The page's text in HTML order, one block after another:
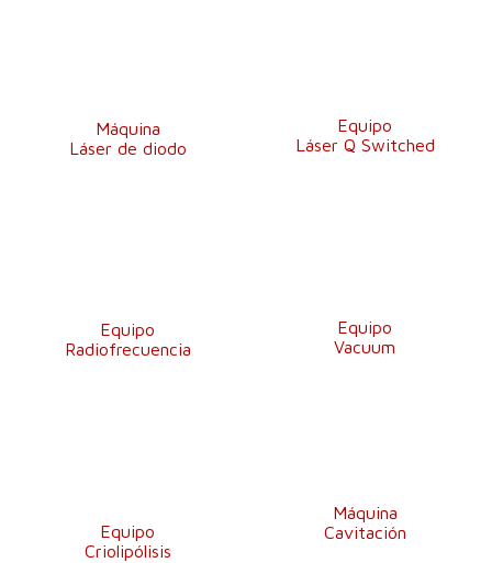
Máquina
Láser de diodo
Equipo
Radiofrecuencia
Equipo
Criolipólisis
Equipo
Láser Q Switched
Equipo
Vacuum
Máquina
Cavitación